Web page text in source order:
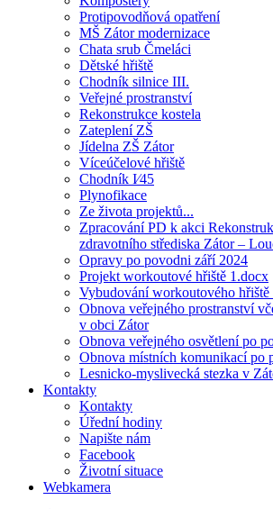
Protipovodňová opatření
MŠ Zátor modernizace
Chata srub Čmeláci
Dětské hřiště
Chodník silnice III.
Veřejné prostranství
Rekonstrukce kostela
Zateplení ZŠ
Jídelna ZŠ Zátor
Víceúčelové hřiště
Chodník I⁄45
Plynofikace
Ze života projektů...
Zpracování PD k akci
zdravotního střediska Zátor –
Opravy po povodni září 2024
Projekt workoutové hřiště 1.docx
Vybudování workoutového
Obnova veřejného prostranství
v obci Zátor
Obnova veřejného osvětlení po
Obnova místních komunikací po
Lesnicko-myslivecká stezka v
Kontakty
Kontakty
Úřední hodiny
Napište nám
Facebook
Životní situace
Webkamera